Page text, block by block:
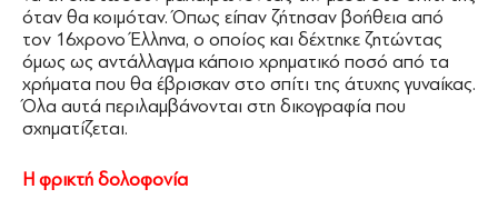
όταν θα κοιμόταν. Όπως είπαν ζήτησαν βοήθεια από
τον 16χρονο Έλληνα, ο οποίος και δέχτηκε ζητώντας
όμως ως αντάλλαγμα κάποιο χρηματικό ποσό από τα
χρήματα που θα έβρισκαν στο σπίτι της άτυχης γυναίκας.
Όλα αυτά περιλαμβάνονται στη δικογραφία που
σχηματίζεται.
Η φρικτή δολοφονία